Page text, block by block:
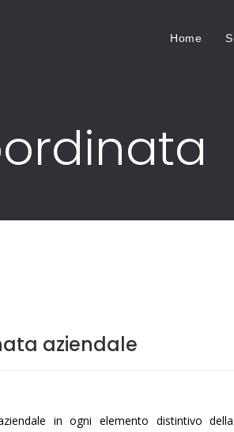
Home
aziendale
in ogni elemento distintivo